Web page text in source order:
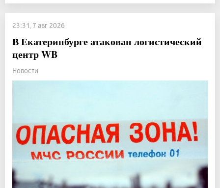
23:31, 7 авг 2026
В Екатеринбурге атакован логистический
центр WB
Новости